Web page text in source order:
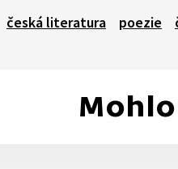
česká literatura poezie